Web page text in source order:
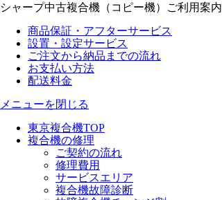
シャープ中古複合機（コピー機）
ご利用案内
商品保証・アフターサービス
設置・設定サービス
ご注文から納品までの流れ
お支払い方法
配送料金
メニューを閉じる
東京複合機TOP
複合機の修理
ご契約の流れ
修理費用
サービスエリア
複合機故障診断